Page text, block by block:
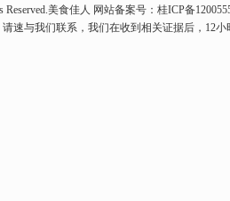
美食佳人 网站备案号：桂ICP备
速与我们联系，我们在收到相关证据后，12